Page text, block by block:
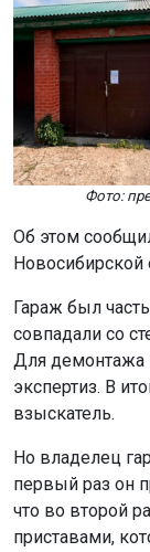
Фото:
Об этом
Новосибирской
Гараж был
совпадали со
Для демонтажа
экспертиз. В
взыскатель.
Но владелец
первый раз он
что во второй
приставами,